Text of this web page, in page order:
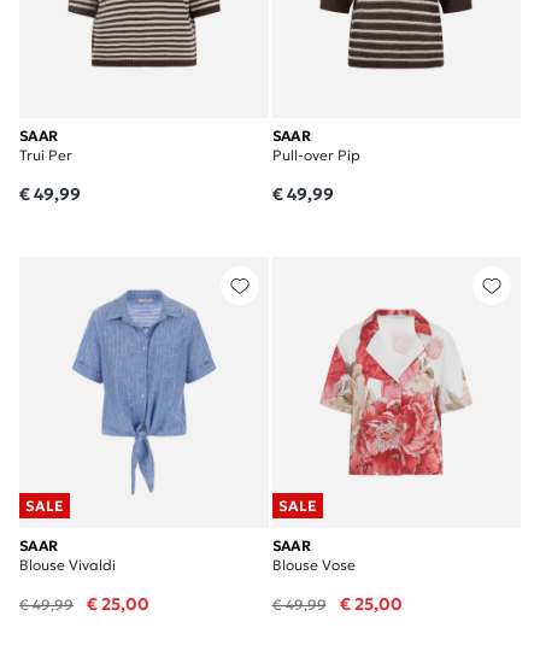
SAAR
Trui Per
€ 49,99
SAAR
Pull-over Pip
€ 49,99
SALE
SAAR
Blouse Vivaldi
€ 49,99 € 25,00
SALE
SAAR
Blouse Vose
€ 49,99 € 25,00